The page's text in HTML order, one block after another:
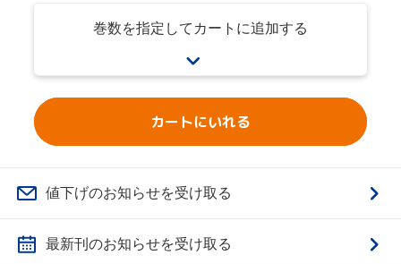
巻数を指定してカートに追加する
カートにいれる
値下げのお知らせを受け取る
最新刊のお知らせを受け取る